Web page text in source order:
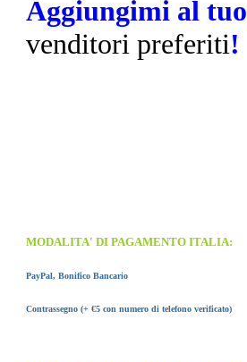
Aggiungimi al tuo
venditori preferiti!
MODALITA' DI PAGAMENTO ITALIA:
PayPal, Bonifico Bancario
Contrassegno (+ €5 con numero di telefono verificato)